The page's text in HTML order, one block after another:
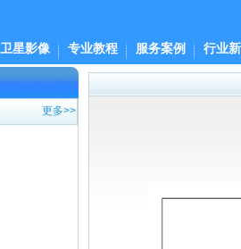
卫星影像 专业教程 服务案例 行业
更多>>